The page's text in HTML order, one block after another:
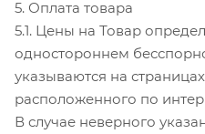
5. Оплата товара
5.1. Цены на Товар
одностороннем
указываются на
расположенного по
В случае неверного